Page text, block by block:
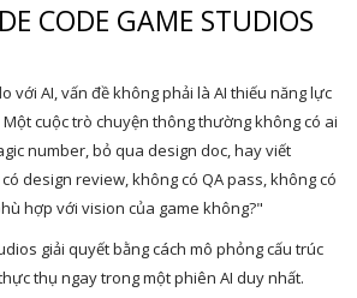
CODE GAME STUDIOS
với AI, vấn đề không phải là AI thiếu năng lực
Một cuộc trò chuyện thông thường không có ai
number, bỏ qua design doc, hay viết
design review, không có QA pass, không có
hợp với vision của game không?"
giải quyết bằng cách mô phỏng cấu trúc
thụ ngay trong một phiên AI duy nhất.